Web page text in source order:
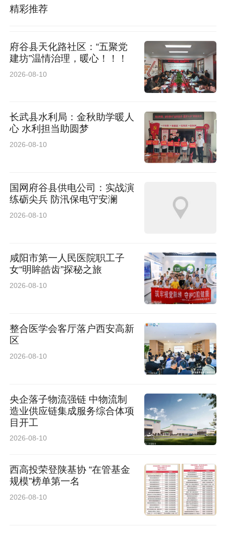
织举办涉案财物返还仪式，现场集中发还追缴的
连连向民警致谢：“本来以为被盗的电线找不回来
了，没想到警方办案这么神速，帮我们挽回了损
民生无小事，枝叶总关情。下一步，榆林公安将
始终聚焦群众身边的“小案小事”，坚持破案与追
赃挽损同步推进，常态化开展破案追赃、安全防
实工作作风，全力筑牢辖区安全防线，守护群众
生命财产平安。（榆阳公安）
精彩推荐
府谷县天化路社区：“五聚党
建坊”温情治理，暖心！！！
2026-08-10
长武县水利局：金秋助学暖人
心 水利担当助圆梦
2026-08-10
国网府谷县供电公司：实战演
练砺尖兵 防汛保电守安澜
2026-08-10
咸阳市第一人民医院职工子
女“明眸皓齿”探秘之旅
2026-08-10
整合医学会客厅落户西安高新
区
2026-08-10
央企落子物流强链 中物流制
造业供应链集成服务综合体项
目开工
2026-08-10
西高投荣登陕基协 “在管基金
规模”榜单第一名
2026-08-10